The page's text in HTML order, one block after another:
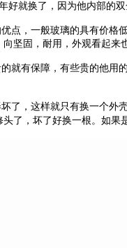
好就换了，因为他内部的
点，一般玻璃的具有价格
坚固，耐用，外观看起来
就有保障，有些贵的他用
了，这样就只有换一个外
了，坏了好换一根。 如果